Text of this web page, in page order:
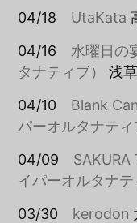
04/18 UtaKata
04/16 水曜日の
タナティブ）
浅
04/10 Blank
パーオルタナティ
04/09
イパーオルタナテ
03/30 kerodon